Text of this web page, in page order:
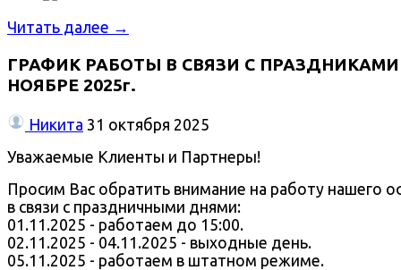
Читать далее →
ГРАФИК РАБОТЫ В СВЯЗИ С ПРАЗДНИКАМИ
НОЯБРЕ 2025г.
Никита 31 октября 2025
Уважаемые Клиенты и Партнеры!
Просим Вас обратить внимание на работу нашего
в связи с праздничными днями:
01.11.2025 - работаем до 15:00.
02.11.2025 - 04.11.2025 - выходные день.
05.11.2025 - работаем в штатном режиме.